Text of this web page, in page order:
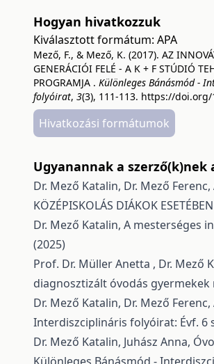
Hogyan hivatkozzuk
Kiválasztott formátum: APA
Mező, F., & Mező, K. (2017). AZ
GENERÁCIÓI FELÉ - A K + F STÚDIÓ
PROGRAMJA . Különleges Bánásmód -
folyóirat, 3(3), 111-113. https://doi.org/
Hivatkozási formátumok
Ugyanannak a
Dr. Mező Katalin, Dr. Mező Ferenc,
KÖZÉPISKOLÁS DIÁKOK ESETÉBEN
Dr. Mező Katalin, A mesterséges
(2025)
Prof. Dr. Müller Anetta , Dr. Mező
diagnosztizált óvodás
Dr. Mező Katalin, Dr. Mező Ferenc,
Interdiszciplináris folyóirat: Évf. 6
Dr. Mező Katalin, Juhász Anna,